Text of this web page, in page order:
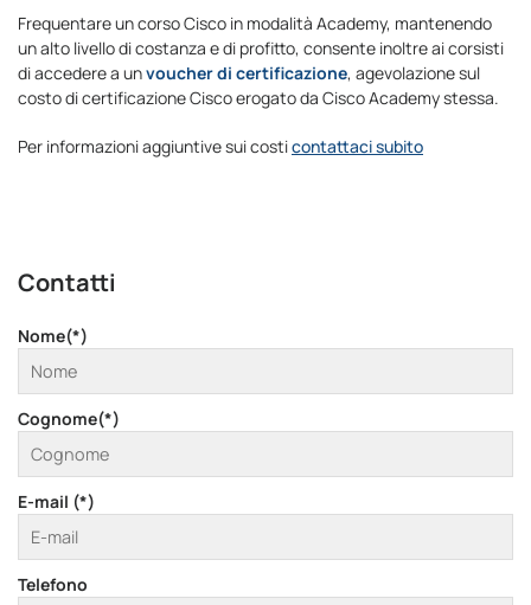
Frequentare un corso Cisco in modalità Academy, mantenendo
un alto livello di costanza e di profitto, consente inoltre ai corsisti
di accedere a unvoucher di certificazione, agevolazione sul
costo di certificazione Cisco erogato da Cisco Academy stessa.
Per informazioni aggiuntive sui costicontattaci subito
Contatti
Nome(*)
Cognome(*)
E-mail (*)
Telefono